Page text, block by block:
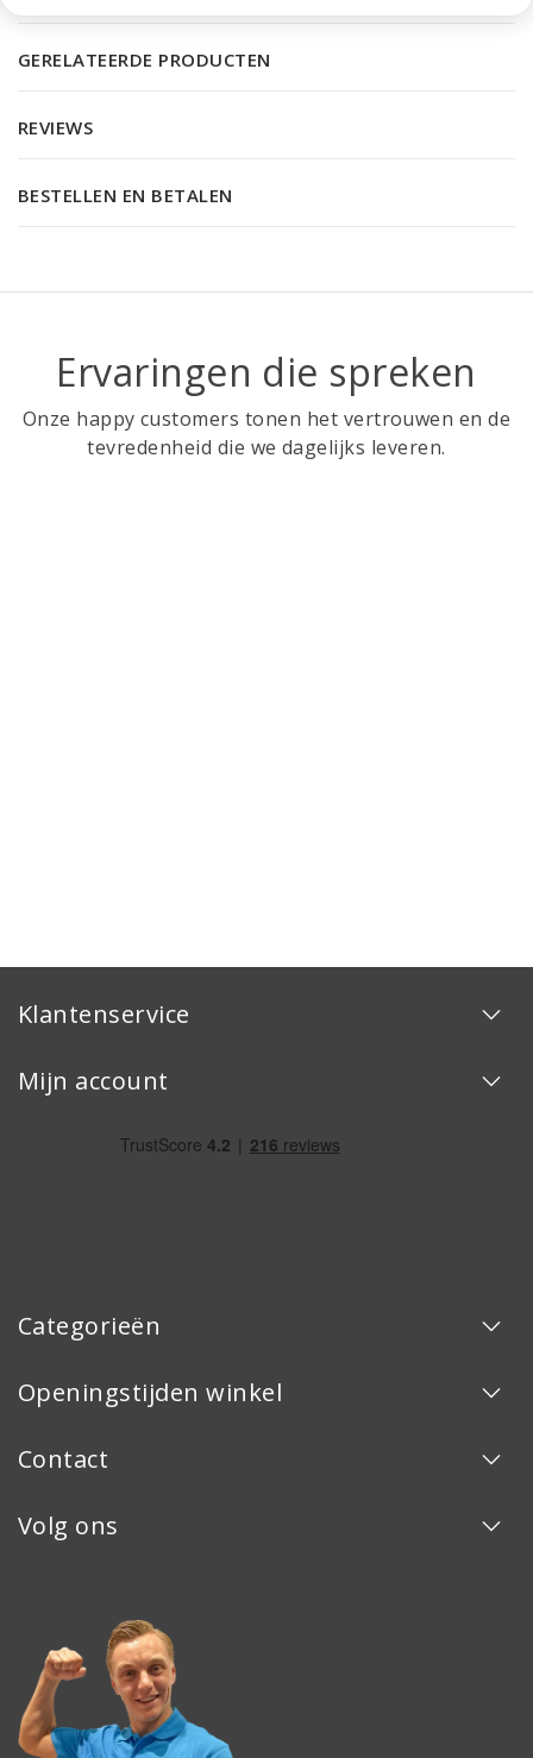
GERELATEERDE PRODUCTEN
REVIEWS
BESTELLEN EN BETALEN
Ervaringen die spreken
Onze happy customers tonen het vertrouwen en de
tevredenheid die we dagelijks leveren.
Klantenservice
Mijn account
Categorieën
Openingstijden winkel
Contact
Volg ons